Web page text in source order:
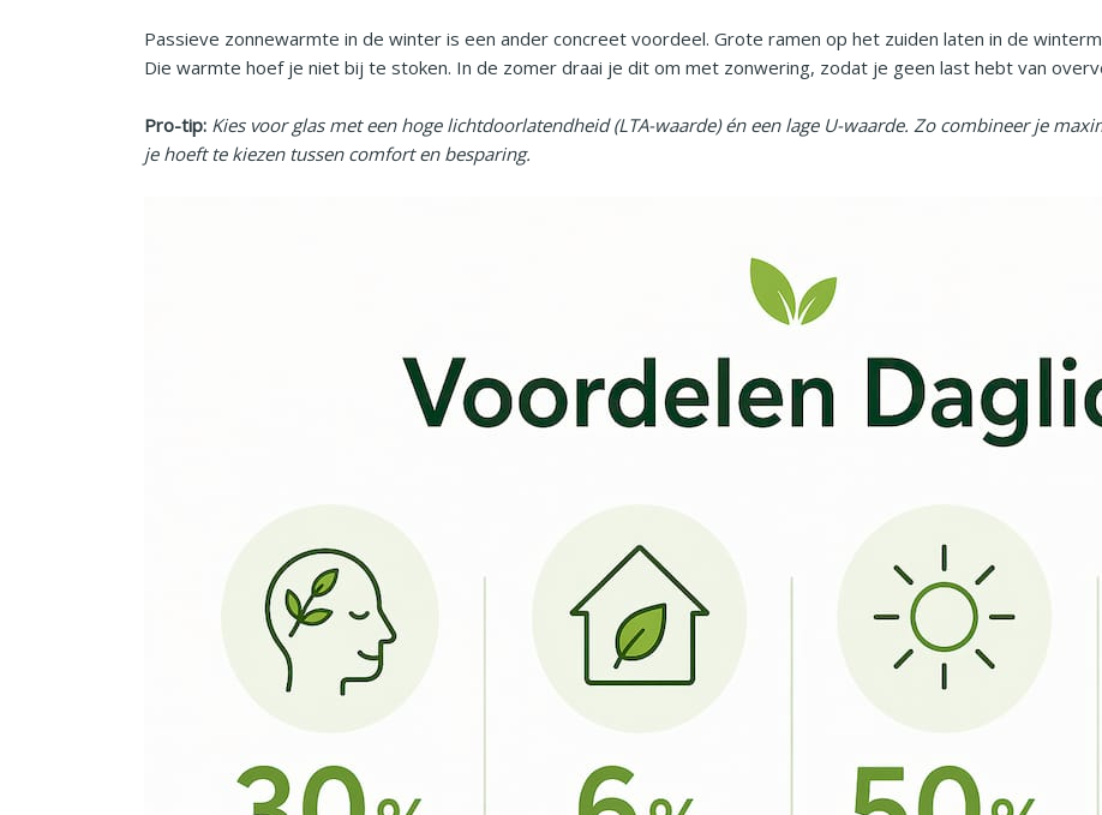
Passieve zonnewarmte in de winter is een ander concreet voordeel. Grote ramen op het zuiden laten in de
Die warmte hoef je niet bij te stoken. In de zomer draai je dit om met zonwering, zodat je geen last hebt van
Pro-tip: Kies voor glas met een hoge lichtdoorlatendheid (LTA-waarde) én een lage U-waarde. Zo combineer je
je hoeft te kiezen tussen comfort en besparing.